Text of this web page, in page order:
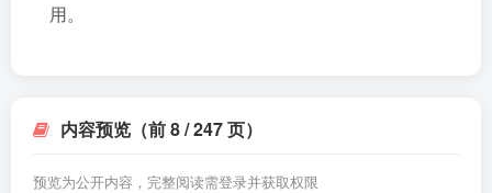
用。
内容预览（前 8 / 247 页）
预览为公开内容，完整阅读需登录并获取权限